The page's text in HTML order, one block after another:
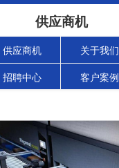
供应商机
供应商机 关于我们
招聘中心 客户案例